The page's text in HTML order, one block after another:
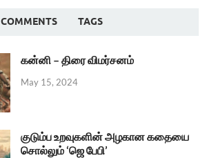
COMMENTS TAGS
கன்னி – திரை விமர்சனம்
May 15, 2024
குடும்ப உறவுகளின் அழகான கதையை
சொல்லும் ‘ஜெ பேபி’